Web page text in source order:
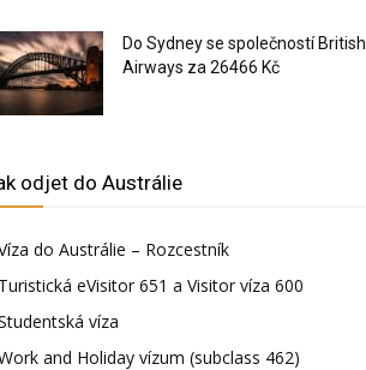
Do Sydney se společností British
Airways za 26466 Kč
odjet do Austrálie
do Austrálie – Rozcestník
eVisitor 651 a Visitor víza 600
víza
and Holiday vízum (subclass 462)